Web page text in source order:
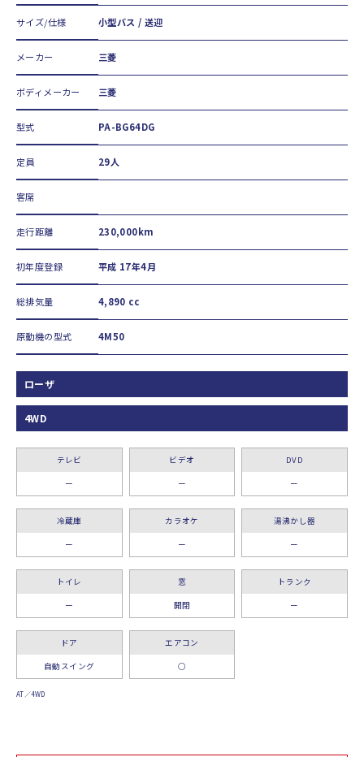
サイズ/仕様 小型バス / 送迎
メーカー 三菱
ボディメーカー 三菱
型式 PA-BG64DG
定員 29人
客席
走行距離 230,000km
初年度登録 平成 17年4月
総排気量 4,890 cc
原動機の型式 4M50
ローザ
4WD
テレビ
ー
ビデオ
ー
DVD
ー
冷蔵庫
ー
カラオケ
ー
湯沸かし器
ー
トイレ
ー
窓
開閉
トランク
ー
ドア
自動スイング
エアコン
○
AT／4WD